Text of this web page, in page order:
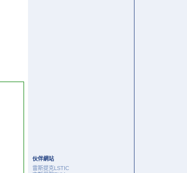
伙伴網站
雷斯提克LSTIC